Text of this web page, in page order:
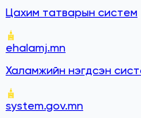
Цахим татварын систем
ehalamj.mn
Халамжийн нэгдсэн
system.gov.mn